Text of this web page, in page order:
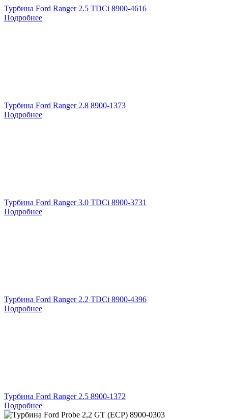
Турбина Ford Ranger 2.5 TDCi 8900-4616
Подробнее
Турбина Ford Ranger 2.8 8900-1373
Подробнее
Турбина Ford Ranger 3.0 TDCi 8900-3731
Подробнее
Турбина Ford Ranger 2.2 TDCi 8900-4396
Подробнее
Турбина Ford Ranger 2.5 8900-1372
Подробнее